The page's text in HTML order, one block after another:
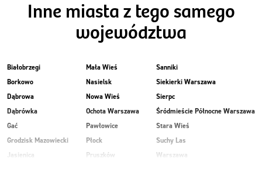
Inne miasta z tego samego
województwa
Białobrzegi
Borkowo
Dąbrowa
Dąbrówka
Gać
Grodzisk Mazowiecki
Jasienica
Mała Wieś
Nasielsk
Nowa Wieś
Ochota Warszawa
Pawłowice
Płock
Pruszków
Sanniki
Siekierki Warszawa
Sierpc
Śródmieście Północne Warszawa
Stara Wieś
Suchy Las
Warszawa